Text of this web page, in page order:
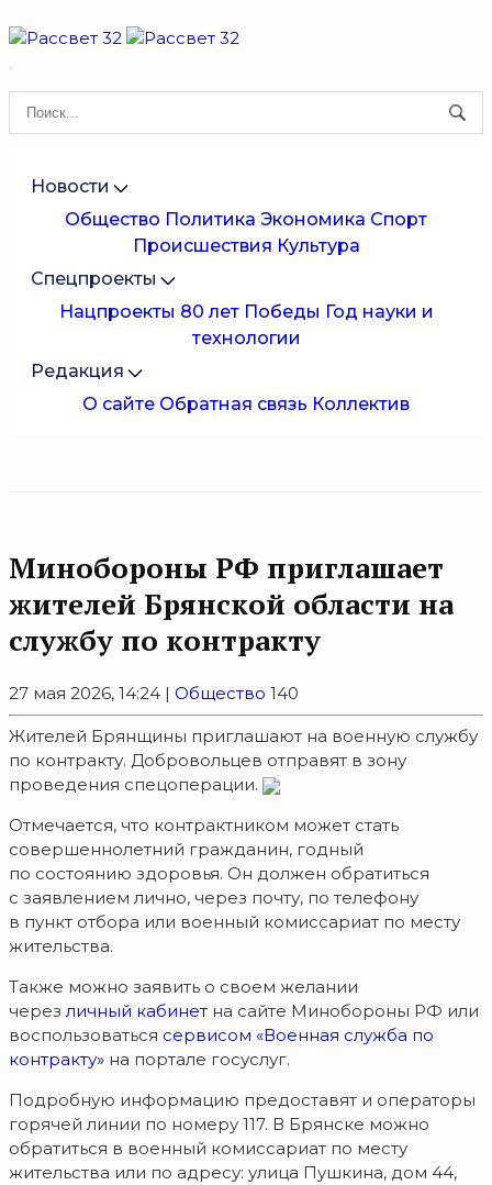
Новости
Общество Политика Экономика Спорт
Происшествия Культура
Спецпроекты
Нацпроекты 80 лет Победы Год науки и
технологии
Редакция
О сайте Обратная связь Коллектив
Минобoроны РФ приглaшaет
житeлeй Брянской области на
службу по контракту
27 мая 2026, 14:24 | Общество 140
Жителей Брянщины приглашают на военную службу
по контракту. Добровольцев отправят в зону
проведения спецоперации.
Отмечается, что контрактником может стать
совершеннолетний гражданин, годный
по состоянию здоровья. Он должен обратиться
с заявлением лично, через почту, по телефону
в пункт отбора или военный комиссариат по месту
жительства.
Также можно заявить о своем желании
через личный кабинет на сайте Минобороны РФ или
воспользоваться сервисом «Военная служба по
контракту» на портале госуслуг.
Подробную информацию предоставят и операторы
горячей линии по номеру 117. В Брянске можно
обратиться в военный комиссариат по месту
жительства или по адресу: улица Пушкина, дом 44,